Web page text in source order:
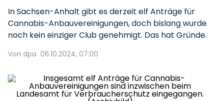
In Sachsen-Anhalt gibt es derzeit elf Anträge für
Cannabis-Anbauvereinigungen, doch bislang wurde
noch kein einziger Club genehmigt. Das hat Gründe.
Von dpa 06.10.2024, 07:00